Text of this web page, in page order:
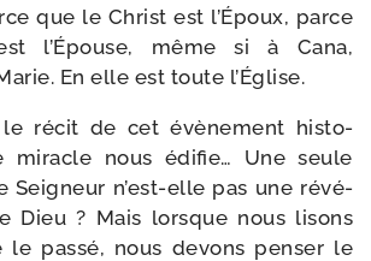
que le Christ est l’Époux, parce
l’Épouse, même si à Cana,
En elle est toute l’Église.
le récit de cet évè­ne­ment his­to­
miracle nous édi­fie… Une seule
Seigneur n’est-elle pas une révé­
Dieu ? Mais lorsque nous lisons
le pas­sé, nous devons pen­ser le